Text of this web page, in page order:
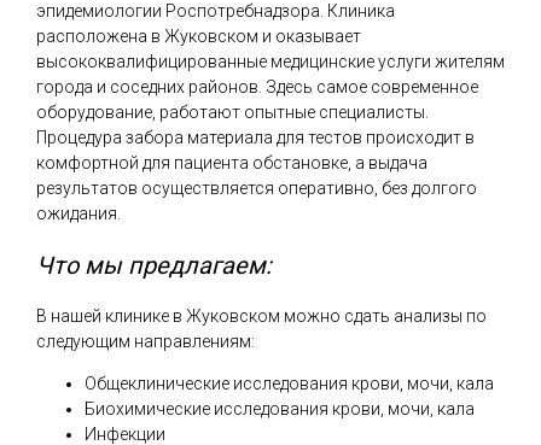
эпидемиологии Роспотребнадзора. Клиника
расположена в Жуковском и оказывает
высококвалифицированные медицинские услуги жителям
города и соседних районов. Здесь самое современное
оборудование, работают опытные специалисты.
Процедура забора материала для тестов происходит в
комфортной для пациента обстановке, а выдача
результатов осуществляется оперативно, без долгого
ожидания.
Что мы предлагаем:
В нашей клинике в Жуковском можно сдать анализы по
следующим направлениям:
Общеклинические исследования крови, мочи, кала
Биохимические исследования крови, мочи, кала
Инфекции